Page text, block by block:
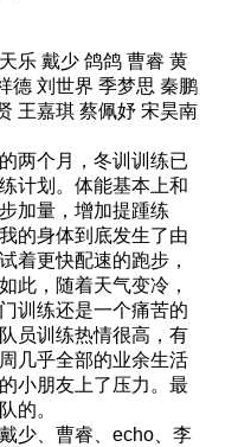
乐 戴少 鸽鸽 曹睿 黄
德 刘世界 季梦思 秦鹏
王嘉琪 蔡佩妤 宋昊南
两个月，冬训训练已
计划。体能基本上和
加量，增加提踵练
的身体到底发生了由
着更快配速的跑步，
此，随着天气变冷，
训练还是一个痛苦的
员训练热情很高，有
几乎全部的业余生活
小朋友上了压力。最
的。
少、曹睿、echo、李